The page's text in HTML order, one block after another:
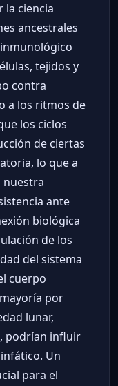
la ciencia
ancestrales
tejidos y
contra
a los ritmos de
los ciclos
de ciertas
lo que a
nuestra
ante
biológica
de los
del sistema
cuerpo
por
lunar,
podrían influir
Un
para el